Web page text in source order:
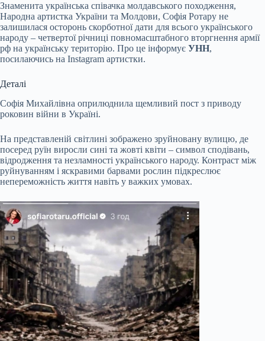
Знаменита українська співачка молдавського походження,
Народна артистка України та Молдови, Софія Ротару не
залишилася осторонь скорботної дати для всього українського
народу – четвертої річниці повномасштабного вторгнення армії
рф на українську територію. Про це інформує УНН,
посилаючись на Instagram артистки.
Деталі
Софія Михайлівна оприлюднила щемливий пост з приводу
роковин війни в Україні.
На представленій світлині зображено зруйновану вулицю, де
посеред руїн виросли сині та жовті квіти – символ сподівань,
відродження та незламності українського народу. Контраст між
руйнуванням і яскравими барвами рослин підкреслює
непереможність життя навіть у важких умовах.